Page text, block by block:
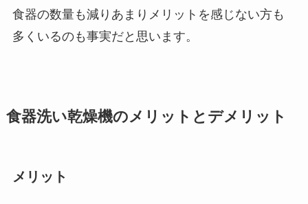
食器の数量も減りあまりメリットを感じない方も
多くいるのも事実だと思います。
食器洗い乾燥機のメリットとデメリット
メリット